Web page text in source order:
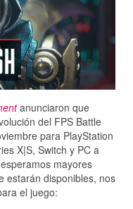
anunciaron que
del FPS Battle
para PlayStation
X|S, Switch y PC a
mayores
estarán disponibles, nos
el juego: